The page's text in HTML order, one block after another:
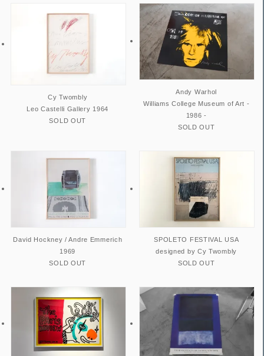
Cy Twombly
Leo Castelli Gallery 1964
SOLD OUT
Andy Warhol
Williams College Museum of Art -
1986 -
SOLD OUT
David Hockney / Andre Emmerich
1969
SOLD OUT
SPOLETO FESTIVAL USA
designed by Cy Twombly
SOLD OUT